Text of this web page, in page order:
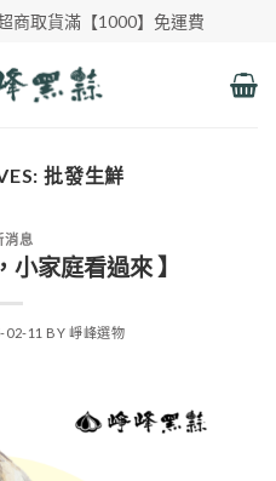
商取貨滿【1000】免運費
批發生鮮
消息
小家庭看過來 】
02-11 BY崢峰選物